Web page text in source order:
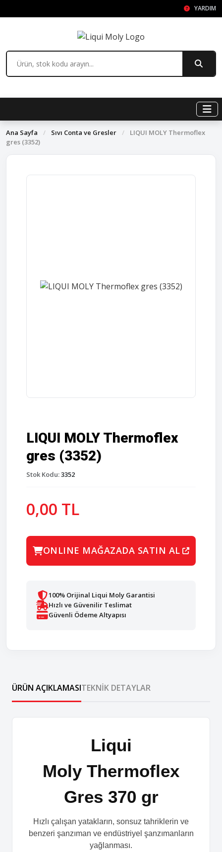
YARDIM
Ana Sayfa / Sıvı Conta ve Gresler /
LIQUI MOLY Thermoflex
gres (3352)
LIQUI MOLY Thermoflex
gres (3352)
Stok Kodu:3352
0,00 TL
ONLINE MAĞAZADA SATIN AL
100% Orijinal Liqui Moly Garantisi
Hızlı ve Güvenilir Teslimat
Güvenli Ödeme Altyapısı
ÜRÜN AÇIKLAMASITEKNIK DETAYLAR
Liqui
Moly Thermoflex
Gres 370 gr
Hızlı çalışan yatakların, sonsuz tahriklerin ve
benzeri şanzıman ve endüstriyel şanzımanların
yağlanması.